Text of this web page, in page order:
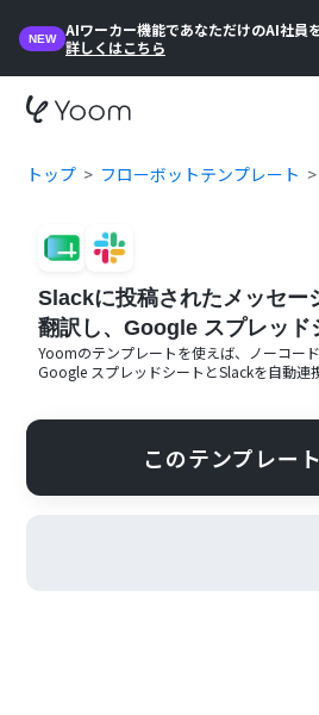
NEW
AIワーカー機能であなただけのAI社員
詳しくはこちら
トップ フローボットテンプレート
Slackに投稿されたメッセー
翻訳し、Google スプレッド
Yoomのテンプレートを使えば、ノーコー
Google スプレッドシート とSlackを自動連
このテンプレー